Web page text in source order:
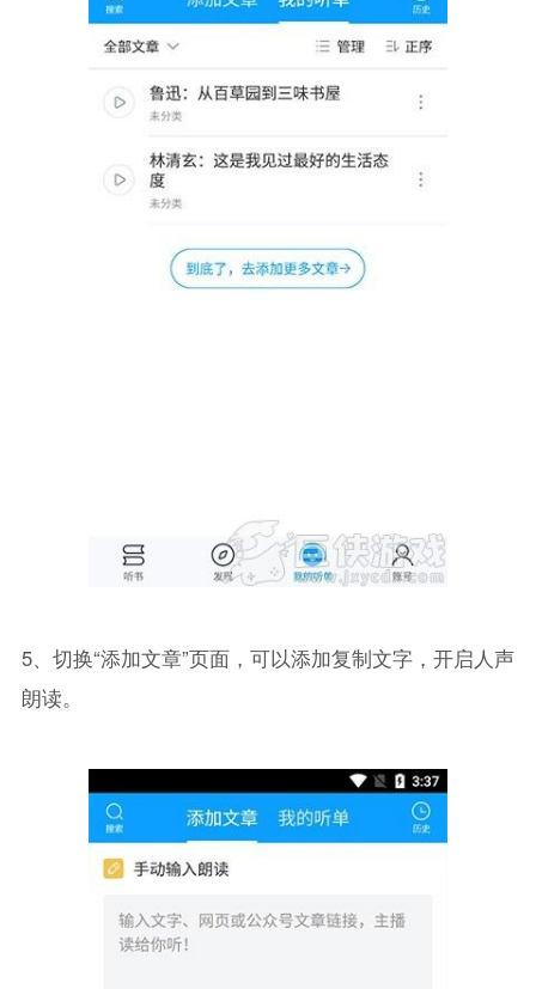
5、切换“添加文章”页面，可以添加复制文字，开启人声
朗读。